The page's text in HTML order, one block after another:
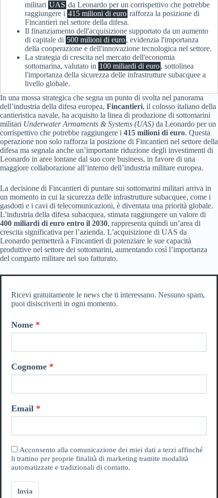
militari UAS da Leonardo per un corrispettivo che potrebbe
raggiungere i 415 milioni di euro rafforza la posizione di
Fincantieri nel settore della difesa.
Il finanziamento dell'acquisizione supportato da un aumento
di capitale di 500 milioni di euro, evidenzia l'importanza
della cooperazione e dell'innovazione tecnologica nel settore.
La strategia di crescita nel mercato dell'economia
sottomarina, valutato in 100 miliardi di euro, sottolinea
l'importanza della sicurezza delle infrastrutture subacquee a
livello globale.
In una mossa strategica che segna un punto di svolta nel panorama
dell’industria della difesa europea, Fincantieri, il colosso italiano della
cantieristica navale, ha acquisito la linea di produzione di sottomarini
militari Underwater Armaments & Systems (UAS) da Leonardo per un
corrispettivo che potrebbe raggiungere i 415 milioni di euro. Questa
operazione non solo rafforza la posizione di Fincantieri nel settore della
difesa ma segnala anche un’importante riduzione degli investimenti di
Leonardo in aree lontane dal suo core business, in favore di una
maggiore collaborazione all’interno dell’industria militare europea.
La decisione di Fincantieri di puntare sui sottomarini militari arriva in
un momento in cui la sicurezza delle infrastrutture subacquee, come i
gasdotti e i cavi di telecomunicazioni, è diventata una priorità globale.
L’industria della difesa subacquea, stimata raggiungere un valore di
400 miliardi di euro entro il 2030, rappresenta quindi un’area di
crescita significativa per l’azienda. L’acquisizione di UAS da
Leonardo permetterà a Fincantieri di potenziare le sue capacità
produttive nel settore dei sottomarini, aumentando così l’importanza
del comparto militare nel suo fatturato.
Ricevi gratuitamente le news che ti interessano. Nessuno spam,
puoi disiscriverti in ogni momento.
Nome
Cognome
Email
Acconsento alla comunicazione dei miei dati a terzi affinché
li trattino per proprie finalità di marketing tramite modalità
automatizzate e tradizionali di contatto.
Invia